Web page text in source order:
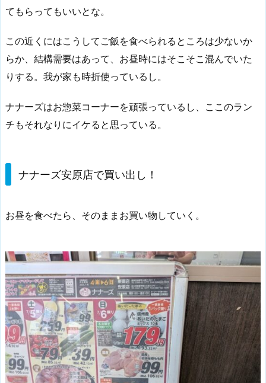
てもらってもいいとな。
この近くにはこうしてご飯を食べられるところは少ないか
らか、結構需要はあって、お昼時にはそこそこ混んでいた
りする。我が家も時折使っているし。
ナナーズはお惣菜コーナーを頑張っているし、ここのラン
チもそれなりにイケると思っている。
ナナーズ安原店で買い出し！
お昼を食べたら、そのままお買い物していく。